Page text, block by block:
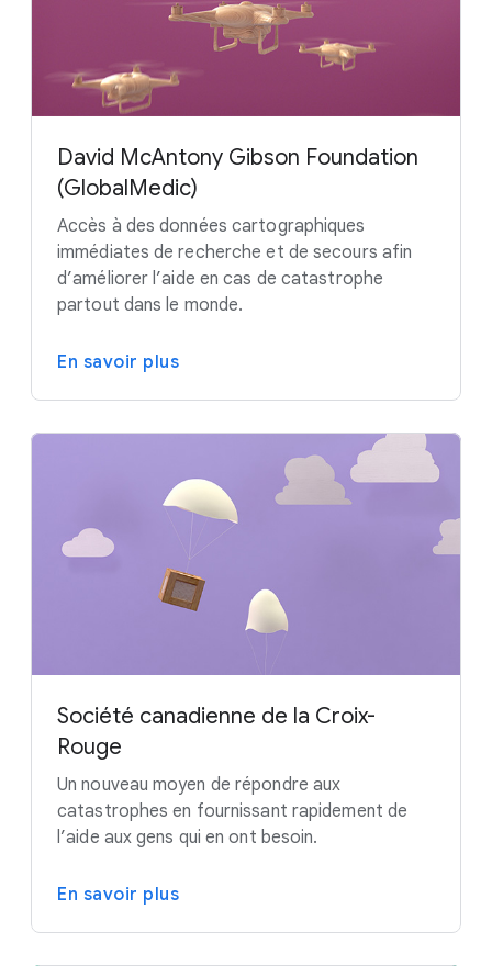
David McAntony Gibson Foundation
(GlobalMedic)
Accès à des données cartographiques
immédiates de recherche et de secours afin
d’améliorer l’aide en cas de catastrophe
partout dans le monde.
En savoir plus
Société canadienne de la Croix-
Rouge
Un nouveau moyen de répondre aux
catastrophes en fournissant rapidement de
l’aide aux gens qui en ont besoin.
En savoir plus